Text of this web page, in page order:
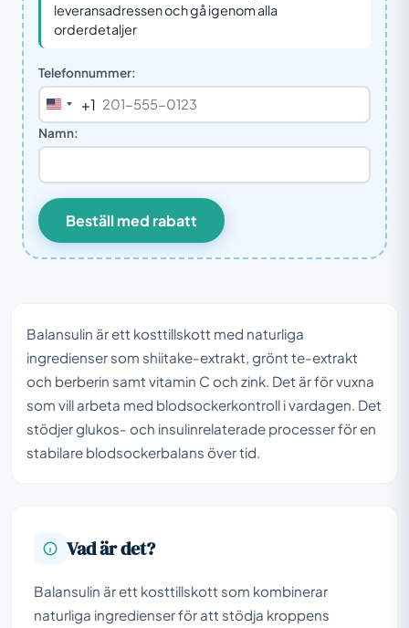
leveransadressen och gå igenom alla
orderdetaljer
Telefonnummer:
United
States
+1
Namn:
Beställ med rabatt
Balansulin är ett kosttillskott med naturliga
ingredienser som shiitake-extrakt, grönt te-extrakt
och berberin samt vitamin C och zink. Det är för vuxna
som vill arbeta med blodsockerkontroll i vardagen. Det
stödjer glukos- och insulinrelaterade processer för en
stabilare blodsockerbalans över tid.
Vad är det?
Balansulin är ett kosttillskott som kombinerar
naturliga ingredienser för att stödja kroppens